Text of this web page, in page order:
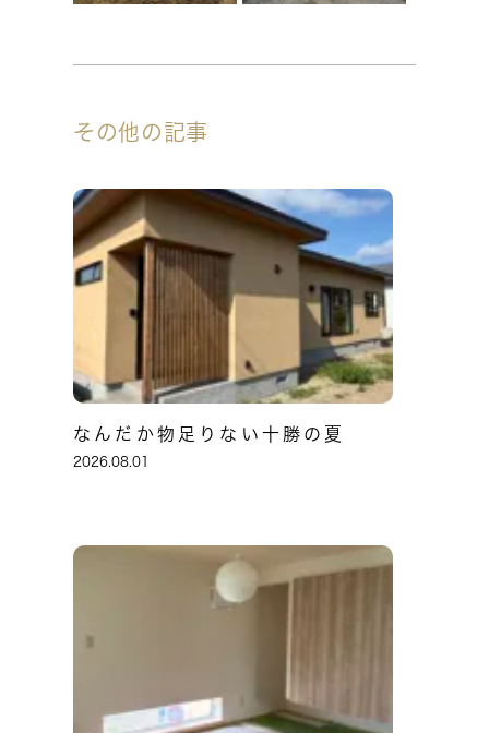
その他の記事
なんだか物足りない十勝の夏
2026.08.01